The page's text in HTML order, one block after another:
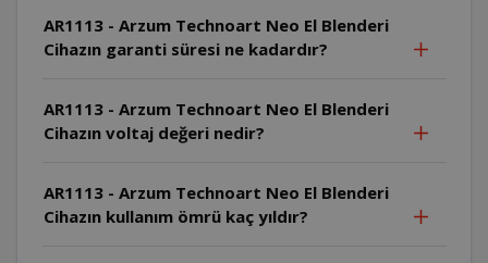
AR1113 - Arzum Technoart Neo El Blenderi
Cihazın garanti süresi ne kadardır?
AR1113 - Arzum Technoart Neo El Blenderi
Cihazın voltaj değeri nedir?
AR1113 - Arzum Technoart Neo El Blenderi
Cihazın kullanım ömrü kaç yıldır?